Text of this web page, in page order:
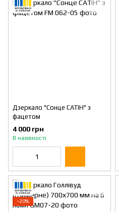
Дзеркало "Сонце САТІН" з
фацетом
4 000 грн
В наявності
−20%